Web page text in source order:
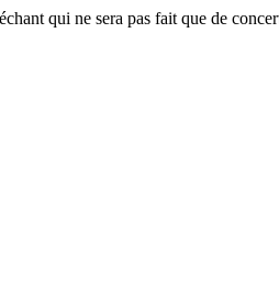
qui ne sera pas fait que de